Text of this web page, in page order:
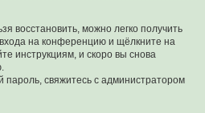
восстановить, можно легко получить
на конференцию и щёлкните на
инструкциям, и скоро вы снова
пароль, свяжитесь с администратором